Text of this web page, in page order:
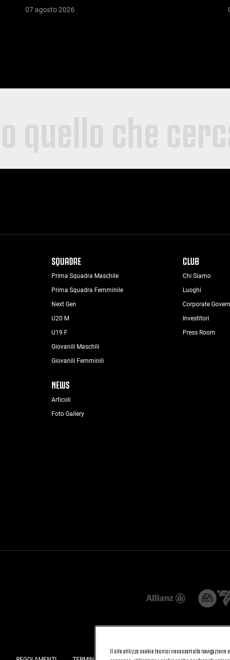
07 agosto 2026
SQUADRE
Prima Squadra Maschile
Prima Squadra Femminile
Next Gen
U20 M
U19 F
Giovanili Maschili
Giovanili Femminili
CLUB
Chi Siamo
Luoghi
Corporate
Investitori
Press Room
NEWS
Articoli
Foto Gallery
Il sito utilizza cookie tecnici necessari alla